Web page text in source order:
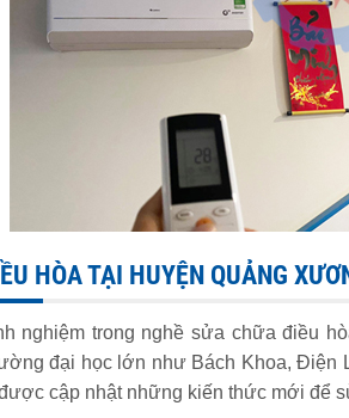
HÒA TẠI HUYỆN QUẢNG
nghiệm trong nghề sửa chữa điều
đại học lớn như Bách Khoa, Điện
cập nhật những kiến thức mới để